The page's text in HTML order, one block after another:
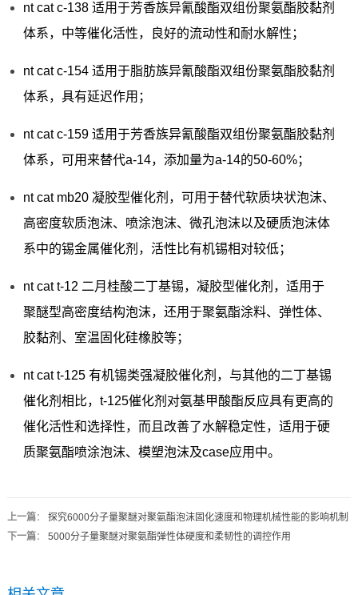
nt cat c-138 适用于芳香族异氰酸酯双组份聚氨酯胶黏剂
体系，中等催化活性，良好的流动性和耐水解性；
nt cat c-154 适用于脂肪族异氰酸酯双组份聚氨酯胶黏剂
体系，具有延迟作用；
nt cat c-159 适用于芳香族异氰酸酯双组份聚氨酯胶黏剂
体系，可用来替代a-14，添加量为a-14的50-60%；
nt cat mb20 凝胶型催化剂，可用于替代软质块状泡沫、
高密度软质泡沫、喷涂泡沫、微孔泡沫以及硬质泡沫体
系中的锡金属催化剂，活性比有机锡相对较低；
nt cat t-12 二月桂酸二丁基锡，凝胶型催化剂，适用于
聚醚型高密度结构泡沫，还用于聚氨酯涂料、弹性体、
胶黏剂、室温固化硅橡胶等；
nt cat t-125 有机锡类强凝胶催化剂，与其他的二丁基锡
催化剂相比，t-125催化剂对氨基甲酸酯反应具有更高的
催化活性和选择性，而且改善了水解稳定性，适用于硬
质聚氨酯喷涂泡沫、模塑泡沫及case应用中。
上一篇： 探究6000分子量聚醚对聚氨酯泡沫固化速度和物理机械性能的影响机制
下一篇： 5000分子量聚醚对聚氨酯弹性体硬度和柔韧性的调控作用